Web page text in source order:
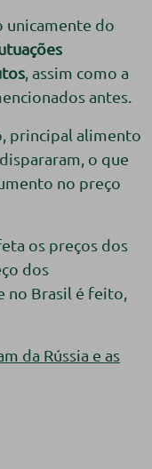
unicamente do
, assim como a
antes.
principal alimento
o que
no preço
os preços dos
dos
no Brasil é feito,
da Rússia e as